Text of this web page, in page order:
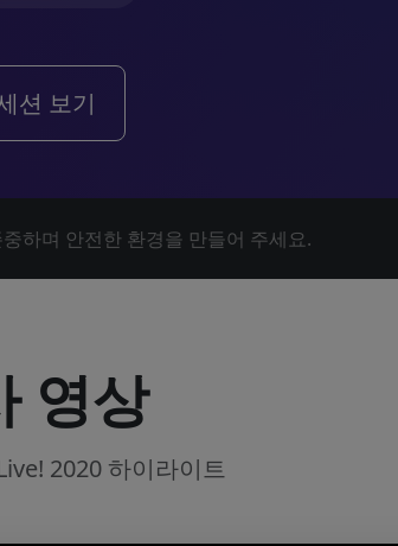
션 보기
하며 안전한 환경을 만들어 주세요.
영상
2020 하이라이트